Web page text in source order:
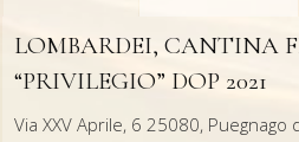
LOMBARDEI, CANTINA
“PRIVILEGIO” DOP 2021
Via XXV Aprile, 6 25080, Puegnago